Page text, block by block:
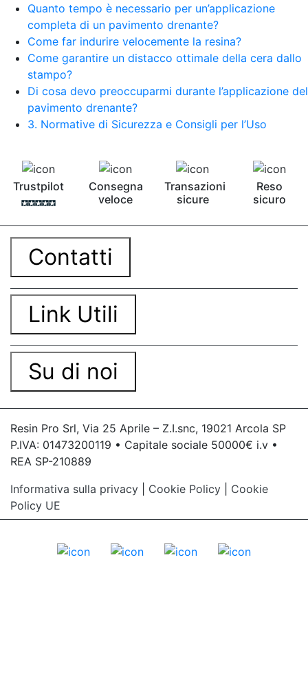
Quanto tempo è necessario per un’applicazione
completa di un pavimento drenante?
Come far indurire velocemente la resina?
Come garantire un distacco ottimale della cera dallo
stampo?
Di cosa devo preoccuparmi durante l’applicazione del
pavimento drenante?
3. Normative di Sicurezza e Consigli per l’Uso
Trustpilot
Consegna
veloce
Transazioni
sicure
Reso
sicuro
Contatti
Link Utili
Su di noi
Resin Pro Srl, Via 25 Aprile – Z.I.snc, 19021 Arcola SP
P.IVA: 01473200119 • Capitale sociale 50000€ i.v •
REA SP-210889
Informativa sulla privacy
Cookie Policy
Cookie
Policy UE